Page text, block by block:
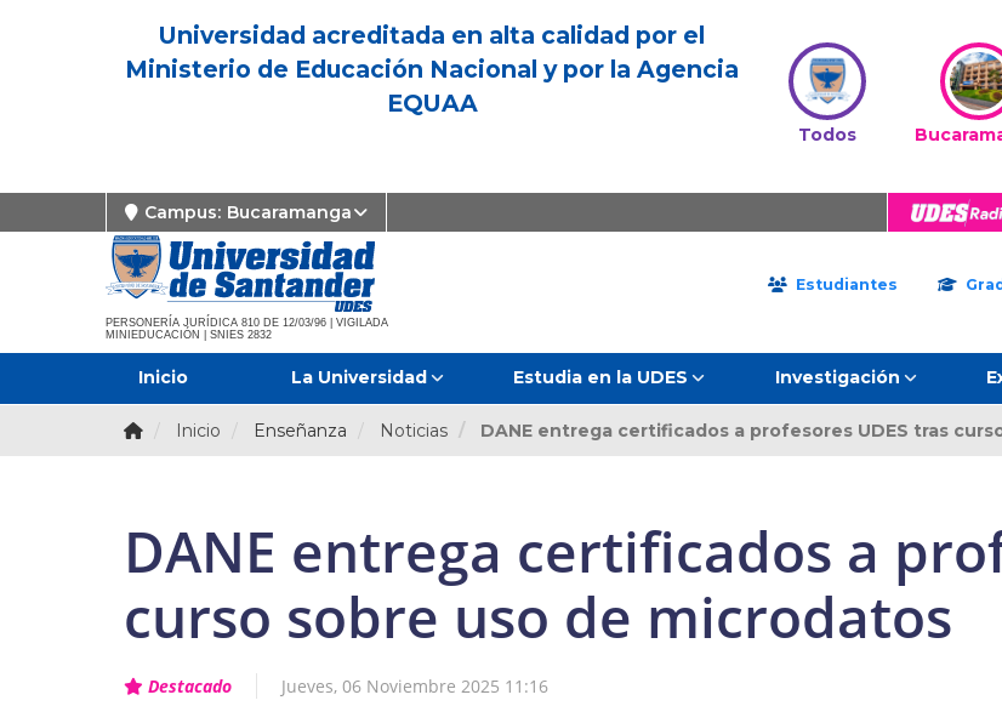
Universidad acreditada en alta calidad por el
Ministerio de Educación Nacional y por la Agencia
EQUAA
Todos
Campus: Bucaramanga
PERSONERÍA JURÍDICA 810 DE 12/03/96 | VIGILADA
MINIEDUCACIÓN | SNIES 2832
Estudiantes
Inicio La Universidad Estudia en la UDES Investigación
Inicio Enseñanza Noticias DANE entrega certificados a profesores UDES tras
DANE entrega certificados a
curso sobre uso de microdatos
Destacado Jueves, 06 Noviembre 2025 11:16